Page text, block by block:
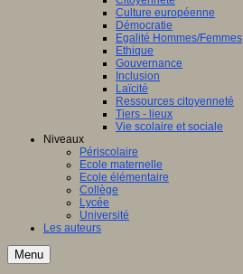
Culture européenne
Démocratie
Egalité Hommes/Femmes
Ethique
Gouvernance
Inclusion
Laïcité
Ressources citoyenneté
Tiers - lieux
Vie scolaire et sociale
Niveaux
Périscolaire
Ecole maternelle
Ecole élémentaire
Collège
Lycée
Université
Les auteurs
Menu